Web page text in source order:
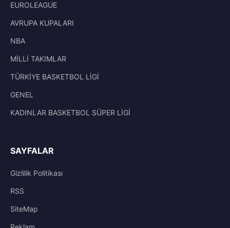
EUROLEAGUE
AVRUPA KUPALARI
NBA
MİLLİ TAKIMLAR
TÜRKİYE BASKETBOL LİGİ
GENEL
KADINLAR BASKETBOL SÜPER LİGİ
SAYFALAR
Gizlilik Politikası
RSS
SiteMap